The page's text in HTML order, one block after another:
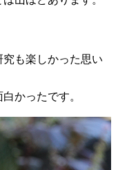
も楽しかった思い
かったです。